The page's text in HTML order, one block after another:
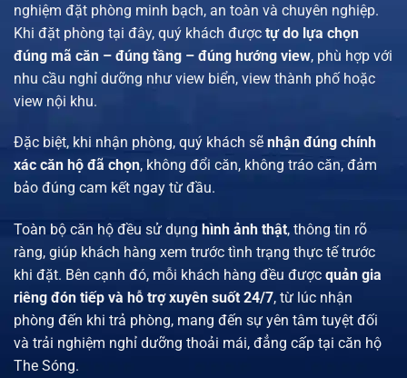
nghiệm đặt phòng minh bạch, an toàn và chuyên nghiệp.
Khi đặt phòng tại đây, quý khách được tự do lựa chọn
đúng mã căn – đúng tầng – đúng hướng view, phù hợp với
nhu cầu nghỉ dưỡng như view biển, view thành phố hoặc
view nội khu.
Đặc biệt, khi nhận phòng, quý khách sẽ nhận đúng chính
xác căn hộ đã chọn, không đổi căn, không tráo căn, đảm
bảo đúng cam kết ngay từ đầu.
Toàn bộ căn hộ đều sử dụng hình ảnh thật, thông tin rõ
ràng, giúp khách hàng xem trước tình trạng thực tế trước
khi đặt. Bên cạnh đó, mỗi khách hàng đều được quản gia
riêng đón tiếp và hỗ trợ xuyên suốt 24/7, từ lúc nhận
phòng đến khi trả phòng, mang đến sự yên tâm tuyệt đối
và trải nghiệm nghỉ dưỡng thoải mái, đẳng cấp tại căn hộ
The Sóng.